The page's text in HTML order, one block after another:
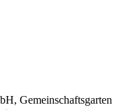
Gemeinschaftsgarten